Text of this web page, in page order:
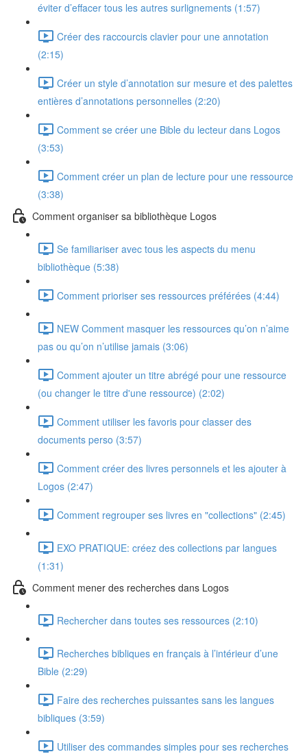
éviter d’effacer tous les autres surlignements (1:57)
Créer des raccourcis clavier pour une annotation
(2:15)
Créer un style d’annotation sur mesure et des palettes
entières d’annotations personnelles (2:20)
Comment se créer une Bible du lecteur dans Logos
(3:53)
Comment créer un plan de lecture pour une ressource
(3:38)
Comment organiser sa bibliothèque Logos
Se familiariser avec tous les aspects du menu
bibliothèque (5:38)
Comment prioriser ses ressources préférées (4:44)
NEW Comment masquer les ressources qu’on n’aime
pas ou qu’on n’utilise jamais (3:06)
Comment ajouter un titre abrégé pour une ressource
(ou changer le titre d'une ressource) (2:02)
Comment utiliser les favoris pour classer des
documents perso (3:57)
Comment créer des livres personnels et les ajouter à
Logos (2:47)
Comment regrouper ses livres en "collections" (2:45)
EXO PRATIQUE: créez des collections par langues
(1:31)
Comment mener des recherches dans Logos
Rechercher dans toutes ses ressources (2:10)
Recherches bibliques en français à l’intérieur d’une
Bible (2:29)
Faire des recherches puissantes sans les langues
bibliques (3:59)
Utiliser des commandes simples pour ses recherches